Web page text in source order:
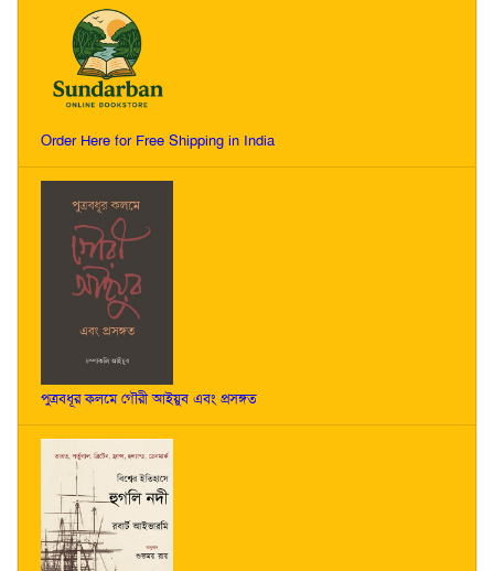
Order Here for Free Shipping in India
পুত্রবধূর কলমে গৌরী আইয়ুব এবং প্রসঙ্গত